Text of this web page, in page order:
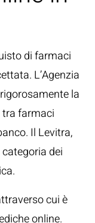
di farmaci
L’Agenzia
la
farmaci
Il Levitra,
dei
cui è
online.